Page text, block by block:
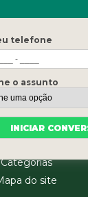
Home
Quem somos
Serviços
Blog
Categorias
Mapa do site
telefone
o assunto
INICIAR